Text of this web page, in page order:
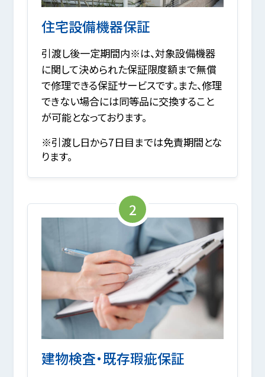
住宅設備機器保証
引渡し後一定期間内※は、対象設備機器
に関して決められた保証限度額まで無償
で修理できる保証サービスです。また、修理
できない場合には同等品に交換すること
が可能となっております。
※引渡し日から7日目までは免責期間とな
ります。
2
建物検査・既存瑕疵保証